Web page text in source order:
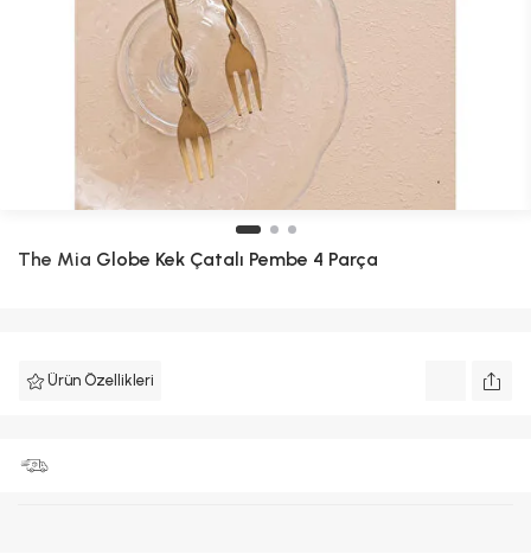
The Mia Globe Kek Çatalı Pembe 4 Parça
Ürün Özellikleri